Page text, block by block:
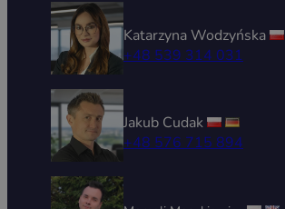
Katarzyna Wodzyńska
+48 539 314 031
Jakub Cudak
+48 576 715 894